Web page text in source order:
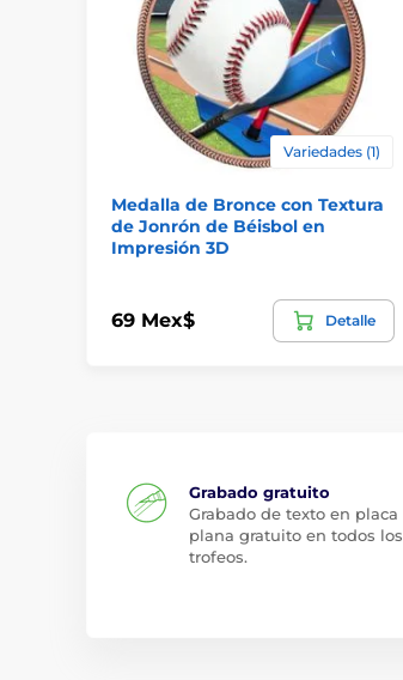
Variedades (1)
Medalla de Bronce con Textura
de Jonrón de Béisbol en
Impresión 3D
69 Mex$ Detalle
Grabado gratuito
Grabado de texto en placa
plana gratuito en todos los
trofeos.